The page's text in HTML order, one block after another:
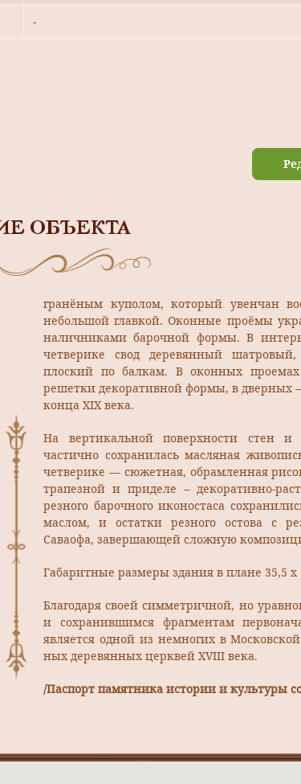
-
ОБЪЕКТА
гранёным куполом, который увенчан
небольшой главкой. Оконные проёмы
наличниками барочной формы. В
четверике свод деревянный
плоский по балкам. В оконных
решетки декоратив­ной формы, в дверных
конца XIX века.
На вертикальной поверхности стен и
частично сохранилась масляная
четверике — сюжетная, обрамленная
трапезной и приделе – декоративно-
резного барочного иконостаса
маслом, и остатки резного остова с
Саваофа, завершающей сложную
Габаритные размеры здания в плане 35,5 х
Благодаря своей симметричной, но
и сохранившимся фрагментам
является одной из немногих в
ных деревянных церквей ХVIII века.
/Паспорт памятника истории и культуры